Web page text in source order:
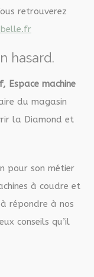
retrouverez
hasard.
Espace machine
du magasin
la Diamond et
pour son métier
à coudre et
répondre à nos
conseils qu’il